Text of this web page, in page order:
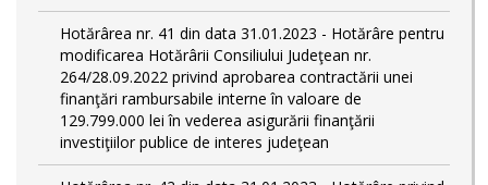
Hotărârea nr. 41 din data 31.01.2023 - Hotărâre pentru
modificarea Hotărârii Consiliului Judeţean nr.
264/28.09.2022 privind aprobarea contractării unei
finanţări rambursabile interne în valoare de
129.799.000 lei în vederea asigurării finanţării
investiţiilor publice de interes judeţean